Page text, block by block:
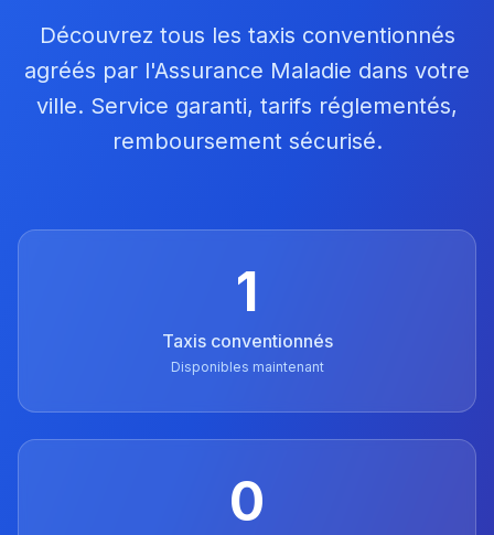
Découvrez tous les taxis conventionnés
agréés par l'Assurance Maladie dans votre
ville. Service garanti, tarifs réglementés,
remboursement sécurisé.
1
Taxis conventionnés
Disponibles maintenant
0